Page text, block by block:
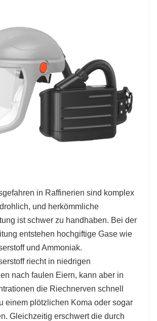
in Raffinerien sind komplex
und herkömmliche
ist schwer zu handhaben. Bei der
entstehen hochgiftige Gase wie
und Ammoniak.
riecht in niedrigen
nach faulen Eiern, kann aber in
die Riechnerven schnell
einem plötzlichen Koma oder sogar
Gleichzeitig erschwert die durch